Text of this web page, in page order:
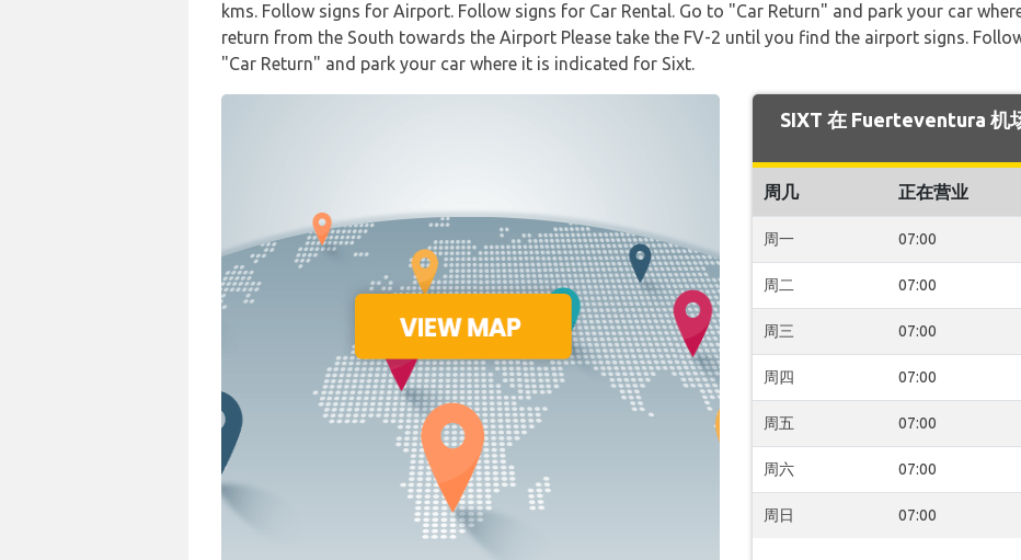
kms. Follow signs for Airport. Follow signs for Car Rental. Go to "Car Return" and park your car
return from the South towards the Airport Please take the FV-2 until you find the airport signs.
"Car Return" and park your car where it is indicated for Sixt.
SIXT 在 Fuerteventura 机
周几 正在营业
周一 07:00
周二 07:00
周三 07:00
周四 07:00
周五 07:00
周六 07:00
周日 07:00